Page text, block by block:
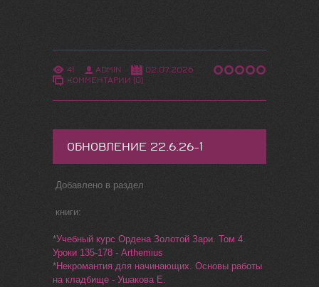
41 ADMIN
02.07.2026
КОММЕНТАРИИ (0)
ОБНОВЛЕНИЕ 22.6.26-1
Добавлено в раздел
книги:
*Учебный курс Ордена Золотой Зари. Том 4.
Уроки 135-178 - Arthemius
*Некромантия для начинающих. Основы работы
на кладбище - Ушакова Е.